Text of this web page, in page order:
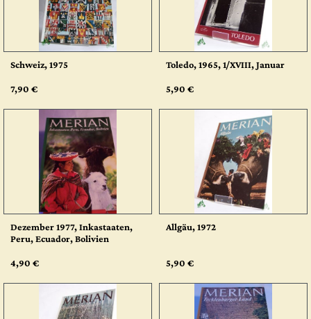
Schweiz, 1975
7,90 €
Toledo, 1965, 1/XVIII, Januar
5,90 €
Dezember 1977, Inkastaaten,
Peru, Ecuador, Bolivien
4,90 €
Allgäu, 1972
5,90 €